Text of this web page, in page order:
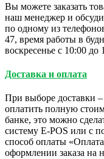
Вы можете заказать
наш менеджер и
по одному из
47, время работы в
воскресенье с 10:00 до
Доставка и оплата
При выборе доставки
оплатить полную
банке, это можно
систему E-POS или с
способ оплаты
оформлении заказа на